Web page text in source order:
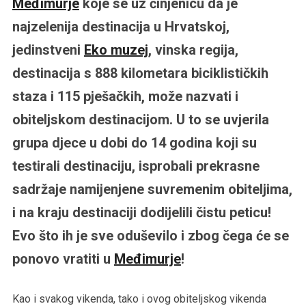
Međimurjekoje se uz činjenicu da je
najzelenija destinacija u Hrvatskoj,
jedinstveni Eko muzej, vinska regija,
destinacija s 888 kilometara biciklističkih
staza i 115 pješačkih, može nazvati i
obiteljskom destinacijom. U to se uvjerila
grupa djece u dobi do 14 godina koji su
testirali destinaciju, isprobali prekrasne
sadržaje namijenjene suvremenim obiteljima,
i na kraju destinaciji dodijelili čistu peticu!
Evo što ih je sve oduševilo i zbog čega će se
ponovo vratiti u Međimurje!
Kao i svakog vikenda, tako i ovog obiteljskog vikenda